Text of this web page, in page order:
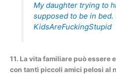
My daughter trying to
supposed to be in bed.
KidsAreFuckingStupid
11. La vita familiare può essere
con tanti piccoli amici pelosi al